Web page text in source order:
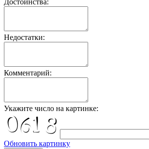
Достоинства:
Недостатки:
Комментарий:
Укажите число на картинке:
Обновить картинку